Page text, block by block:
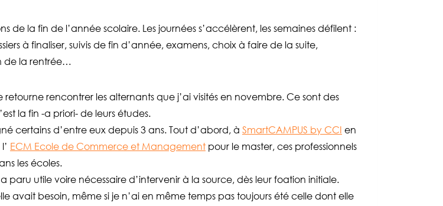
de la fin de l’année scolaire. Les journées s’accélèrent, les semaines défilent :
à finaliser, suivis de fin d’année, examens, choix à faire de la suite,
de la rentrée…
retourne rencontrer les alternants que j’ai visités en novembre. Ce sont des
la fin -a priori- de leurs études.
certains d’entre eux depuis 3 ans. Tout d’abord, à SmartCAMPUS by CCI en
ECM Ecole de Commerce et Management pour le master, ces professionnels
les écoles.
paru utile voire nécessaire d’intervenir à la source, dès leur foation initiale.
avait besoin, même si je n’ai en même temps pas toujours été celle dont elle